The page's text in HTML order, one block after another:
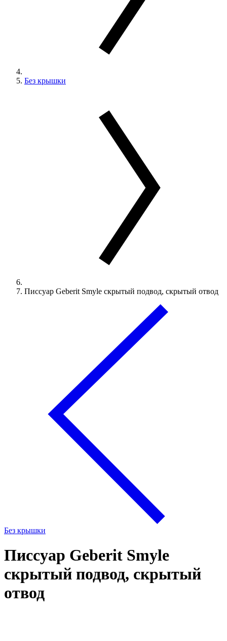
Без крышки
Писсуар Geberit Smyle скрытый подвод, скрытый отвод
Без крышки
Писсуар Geberit Smyle
скрытый подвод, скрытый
отвод